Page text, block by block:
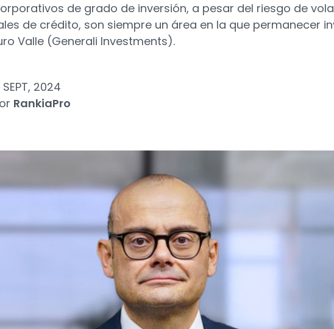
de grado de inversión, a pesar del riesgo de
de crédito, son siempre un área en la que permanecer
Valle (Generali Investments).
SEPT, 2024
RankiaPro